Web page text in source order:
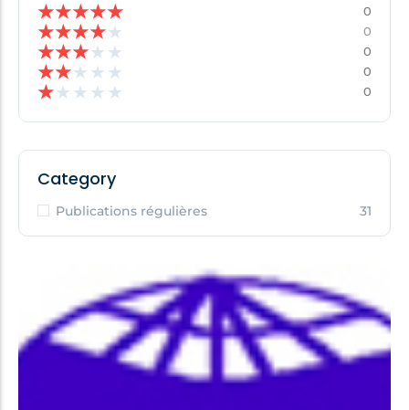
★★★★★ 0
★★★★★ 0
★★★★ ★ 0
★★★ ★ ★ 0
★★ ★ ★ ★ 0
Category
Publications régulières 31